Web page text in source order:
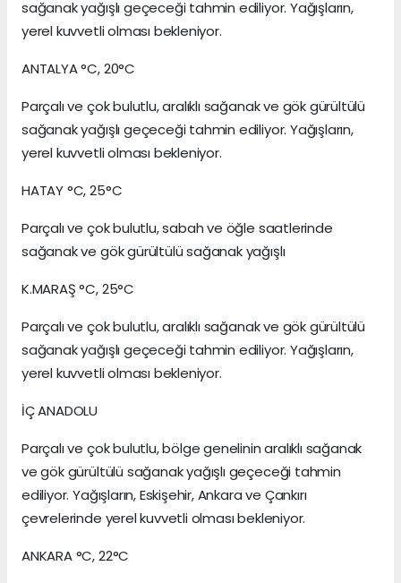
sağanak yağışlı geçeceği tahmin ediliyor. Yağışların,
yerel kuvvetli olması bekleniyor.
ANTALYA °C, 20°C
Parçalı ve çok bulutlu, aralıklı sağanak ve gök gürültülü
sağanak yağışlı geçeceği tahmin ediliyor. Yağışların,
yerel kuvvetli olması bekleniyor.
HATAY °C, 25°C
Parçalı ve çok bulutlu, sabah ve öğle saatlerinde
sağanak ve gök gürültülü sağanak yağışlı
K.MARAŞ °C, 25°C
Parçalı ve çok bulutlu, aralıklı sağanak ve gök gürültülü
sağanak yağışlı geçeceği tahmin ediliyor. Yağışların,
yerel kuvvetli olması bekleniyor.
İÇ ANADOLU
Parçalı ve çok bulutlu, bölge genelinin aralıklı sağanak
ve gök gürültülü sağanak yağışlı geçeceği tahmin
ediliyor. Yağışların, Eskişehir, Ankara ve Çankırı
çevrelerinde yerel kuvvetli olması bekleniyor.
ANKARA °C, 22°C